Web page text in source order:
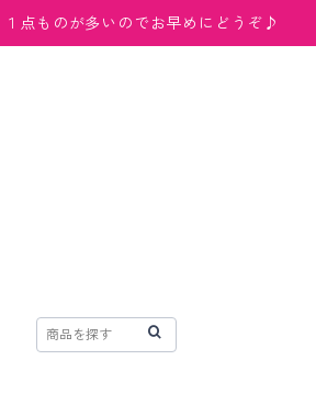
点ものが多いのでお早めにどうぞ♪